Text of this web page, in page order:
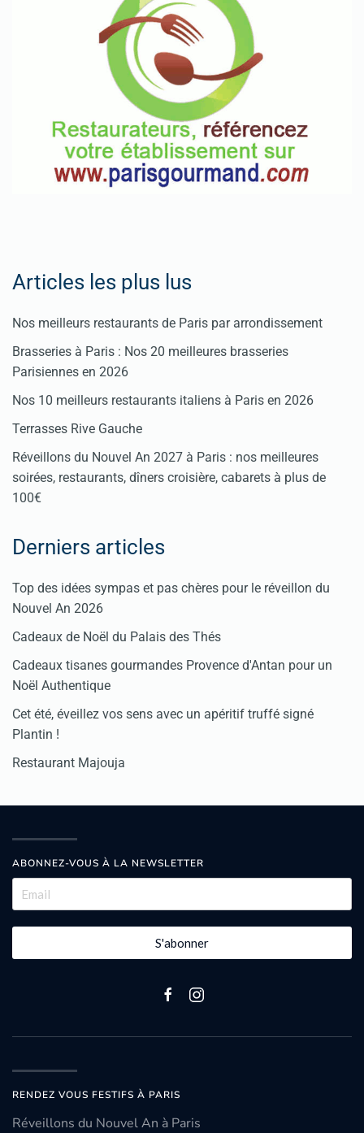
Articles les plus lus
Nos meilleurs restaurants de Paris par arrondissement
Brasseries à Paris : Nos 20 meilleures brasseries
Parisiennes en 2026
Nos 10 meilleurs restaurants italiens à Paris en 2026
Terrasses Rive Gauche
Réveillons du Nouvel An 2027 à Paris : nos meilleures
soirées, restaurants, dîners croisière, cabarets à plus de
100€
Derniers articles
Top des idées sympas et pas chères pour le réveillon du
Nouvel An 2026
Cadeaux de Noël du Palais des Thés
Cadeaux tisanes gourmandes Provence d'Antan pour un
Noël Authentique
Cet été, éveillez vos sens avec un apéritif truffé signé
Plantin !
Restaurant Majouja
ABONNEZ-VOUS À LA NEWSLETTER
S'abonner
RENDEZ VOUS FESTIFS À PARIS
Réveillons du Nouvel An à Paris